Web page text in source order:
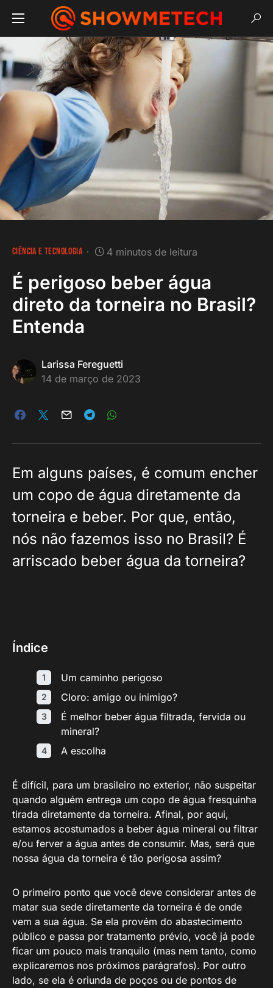
CIÊNCIA E TECNOLOGIA 4 minutos de leitura
É perigoso beber água
direto da torneira no Brasil?
Entenda
Larissa Fereguetti
14 de março de 2023
Em alguns países, é comum encher
um copo de água diretamente da
torneira e beber. Por que, então,
nós não fazemos isso no Brasil? É
arriscado beber água da torneira?
Índice
Um caminho perigoso
Cloro: amigo ou inimigo?
É melhor beber água filtrada, fervida ou
mineral?
A escolha
É difícil, para um brasileiro no exterior, não suspeitar
quando alguém entrega um copo de água fresquinha
tirada diretamente da torneira. Afinal, por aqui,
estamos acostumados a beber água mineral ou filtrar
e/ou ferver a água antes de consumir. Mas, será que
nossa água da torneira é tão perigosa assim?
O primeiro ponto que você deve considerar antes de
matar sua sede diretamente da torneira é de onde
vem a sua água. Se ela provém do abastecimento
público e passa por tratamento prévio, você já pode
ficar um pouco mais tranquilo (mas nem tanto, como
explicaremos nos próximos parágrafos). Por outro
lado, se ela é oriunda de poços ou de pontos de